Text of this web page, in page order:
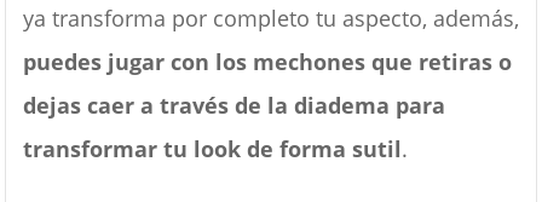
ya transforma por completo tu aspecto, además,
puedes jugar con los mechones que retiras o
dejas caer a través de la diadema para
transformar tu look de forma sutil.